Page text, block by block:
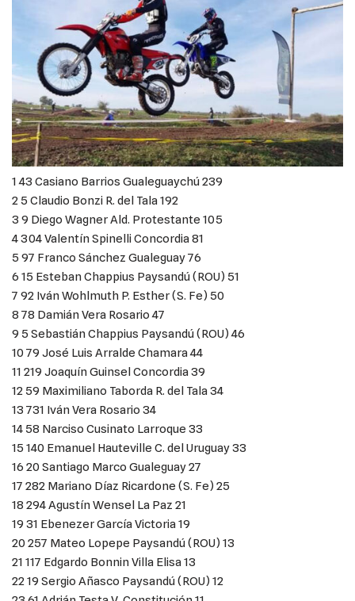
1 43 Casiano Barrios Gualeguaychú 239
2 5 Claudio Bonzi R. del Tala 192
3 9 Diego Wagner Ald. Protestante 105
4 304 Valentín Spinelli Concordia 81
5 97 Franco Sánchez Gualeguay 76
6 15 Esteban Chappius Paysandú (ROU) 51
7 92 Iván Wohlmuth P. Esther (S. Fe) 50
8 78 Damián Vera Rosario 47
9 5 Sebastián Chappius Paysandú (ROU) 46
10 79 José Luis Arralde Chamara 44
11 219 Joaquín Guinsel Concordia 39
12 59 Maximiliano Taborda R. del Tala 34
13 731 Iván Vera Rosario 34
14 58 Narciso Cusinato Larroque 33
15 140 Emanuel Hauteville C. del Uruguay 33
16 20 Santiago Marco Gualeguay 27
17 282 Mariano Díaz Ricardone (S. Fe) 25
18 294 Agustín Wensel La Paz 21
19 31 Ebenezer García Victoria 19
20 257 Mateo Lopepe Paysandú (ROU) 13
21 117 Edgardo Bonnin Villa Elisa 13
22 19 Sergio Añasco Paysandú (ROU) 12